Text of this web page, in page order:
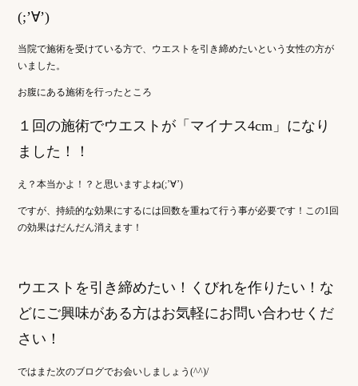
(;’∀’)
当院で施術を受けている方で、ウエストを引き締めたいという女性の方が
いました。
お腹にある施術を行ったところ
１回の施術でウエストが「マイナス4cm」になり
ました！！
え？本当かよ！？と思いますよね(;’∀’)
ですが、持続的な効果にするには回数を重ねて行う事が必要です！この1回
の効果はだんだん消えます！
ウエストを引き締めたい！くびれを作りたい！な
どにご興味がある方はお気軽にお問い合わせくだ
さい！
ではまた次のブログでお会いしましょう(^^)/